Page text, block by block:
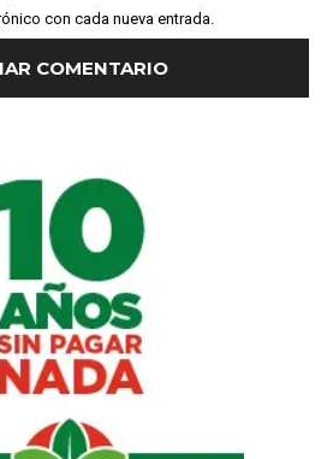
con cada nueva entrada.